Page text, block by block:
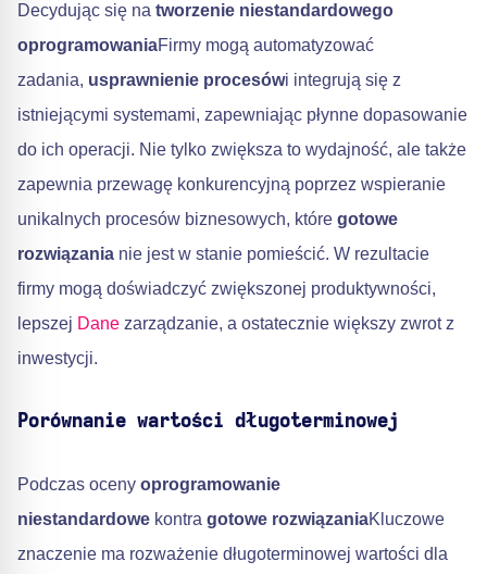
Decydując się na tworzenie niestandardowego
oprogramowaniaFirmy mogą automatyzować
zadania, usprawnienie procesówi integrują się z
istniejącymi systemami, zapewniając płynne dopasowanie
do ich operacji. Nie tylko zwiększa to wydajność, ale także
zapewnia przewagę konkurencyjną poprzez wspieranie
unikalnych procesów biznesowych, które gotowe
rozwiązania nie jest w stanie pomieścić. W rezultacie
firmy mogą doświadczyć zwiększonej produktywności,
lepszej Dane zarządzanie, a ostatecznie większy zwrot z
inwestycji.
Porównanie wartości długoterminowej
Podczas oceny oprogramowanie
niestandardowe kontra gotowe rozwiązaniaKluczowe
znaczenie ma rozważenie długoterminowej wartości dla